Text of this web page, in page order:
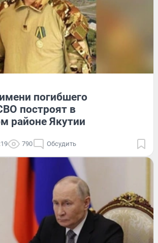
погибшего
построят в
районе Якутии
790 Обсудить